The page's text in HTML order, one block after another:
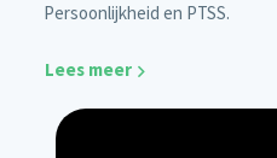
Persoonlijkheid en PTSS.
Lees meer